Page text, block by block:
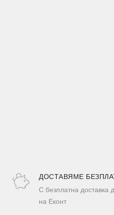
ДОСТАВЯМЕ
С безплатна доставка
на Еконт